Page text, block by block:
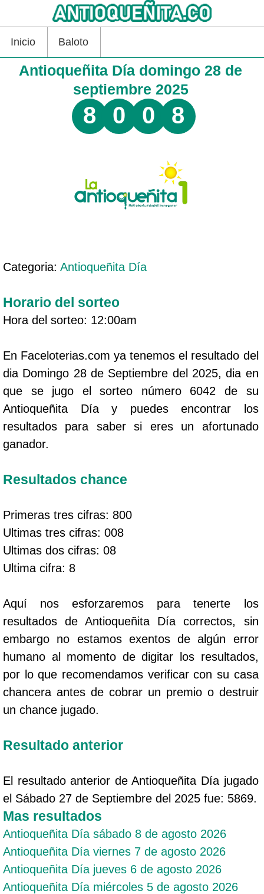
Inicio Baloto
Antioqueñita Día domingo 28 de
septiembre 2025
8 0 0 8
Categoria: Antioqueñita Día
Horario del sorteo
Hora del sorteo: 12:00am
En Faceloterias.com ya tenemos el resultado del
dia Domingo 28 de Septiembre del 2025, dia en
que se jugo el sorteo número 6042 de su
Antioqueñita Día y puedes encontrar los
resultados para saber si eres un afortunado
ganador.
Resultados chance
Primeras tres cifras: 800
Ultimas tres cifras: 008
Ultimas dos cifras: 08
Ultima cifra: 8
Aquí nos esforzaremos para tenerte los
resultados de Antioqueñita Día correctos, sin
embargo no estamos exentos de algún error
humano al momento de digitar los resultados,
por lo que recomendamos verificar con su casa
chancera antes de cobrar un premio o destruir
un chance jugado.
Resultado anterior
El resultado anterior de Antioqueñita Día jugado
el Sábado 27 de Septiembre del 2025 fue: 5869.
Mas resultados
Antioqueñita Día sábado 8 de agosto 2026
Antioqueñita Día viernes 7 de agosto 2026
Antioqueñita Día jueves 6 de agosto 2026
Antioqueñita Día miércoles 5 de agosto 2026